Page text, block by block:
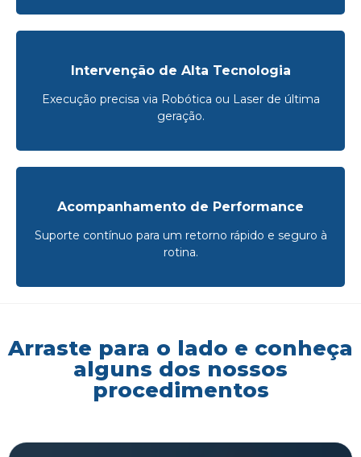
Intervenção de Alta Tecnologia
Execução precisa via Robótica ou Laser de última
geração.
Acompanhamento de Performance
Suporte contínuo para um retorno rápido e seguro à
rotina.
Arraste para o lado e conheça
alguns dos nossos
procedimentos